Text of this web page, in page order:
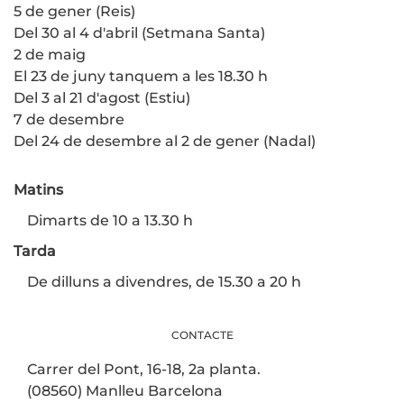
5 de gener (Reis)
Del 30 al 4 d'abril (Setmana Santa)
2 de maig
El 23 de juny tanquem a les 18.30 h
Del 3 al 21 d'agost (Estiu)
7 de desembre
Del 24 de desembre al 2 de gener (Nadal)
Matins
Dimarts de 10 a 13.30 h
Tarda
De dilluns a divendres, de 15.30 a 20 h
CONTACTE
Carrer del Pont, 16-18, 2a planta.
(08560) Manlleu Barcelona